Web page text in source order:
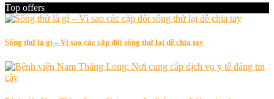
Top offers
Sống thử là gì – Vì sao các cặp đôi sống thử lại dễ chia tay